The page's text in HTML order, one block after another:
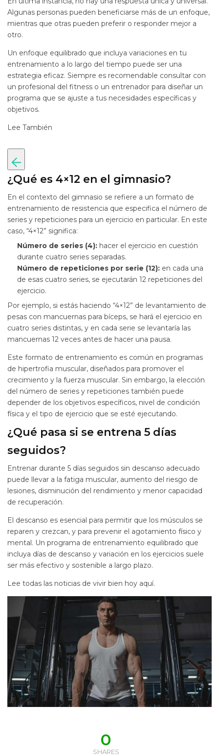
Algunas personas pueden beneficiarse más de un enfoque,
mientras que otras pueden preferir o responder mejor a
otro.
Un enfoque equilibrado que incluya variaciones en tu
entrenamiento a lo largo del tiempo puede ser una
estrategia eficaz. Siempre es recomendable consultar con
un profesional del fitness o un entrenador para diseñar un
programa que se ajuste a tus necesidades específicas y
objetivos.
Lee También
¿Qué es 4×12 en el gimnasio?
En el contexto del gimnasio se refiere a un formato de
entrenamiento de resistencia que especifica el número de
series y repeticiones para un ejercicio en particular. En este
caso, “4×12” significa:
Número de series (4): hacer el ejercicio en cuestión
durante cuatro series separadas.
Número de repeticiones por serie (12): en cada una
de esas cuatro series, se ejecutarán 12 repeticiones del
ejercicio.
Por ejemplo, si estás haciendo “4×12” de levantamiento de
pesas con mancuernas para bíceps, se hará el ejercicio en
cuatro series distintas, y en cada serie se levantaría las
mancuernas 12 veces antes de hacer una pausa.
Este formato de entrenamiento es común en programas
de hipertrofia muscular, diseñados para promover el
crecimiento y la fuerza muscular. Sin embargo, la elección
del número de series y repeticiones también puede
depender de los objetivos específicos, nivel de condición
física y el tipo de ejercicio que se esté ejecutando.
¿Qué pasa si se entrena 5 días
seguidos?
Entrenar durante 5 días seguidos sin descanso adecuado
puede llevar a la fatiga muscular, aumento del riesgo de
lesiones, disminución del rendimiento y menor capacidad
de recuperación.
El descanso es esencial para permitir que los músculos se
reparen y crezcan, y para prevenir el agotamiento físico y
mental. Un programa de entrenamiento equilibrado que
incluya días de descanso y variación en los ejercicios suele
ser más efectivo y sostenible a largo plazo.
Lee todas las noticias de vivir bien hoy aquí.
0
SHARES